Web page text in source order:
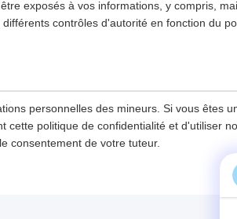
exposés à vos informations, y compris,
contrôles d'autorité en fonction du
personnelles des mineurs. Si vous êtes
politique de confidentialité et d'utiliser
consentement de votre tuteur.